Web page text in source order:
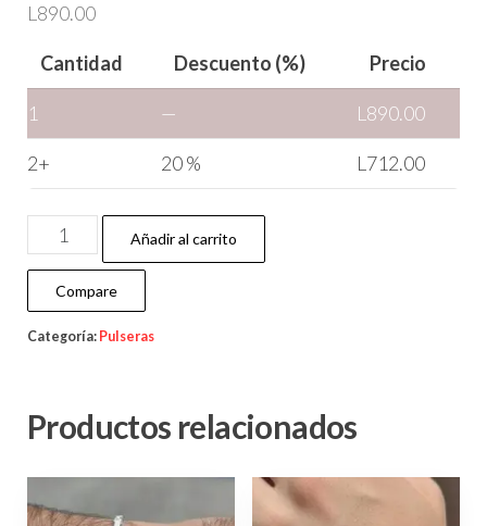
L 890.00
Cantidad Descuento (%) Precio
1 — L 890.00
2+ 20 % L 712.00
Añadir al carrito
Compare
Categoría: Pulseras
Productos relacionados